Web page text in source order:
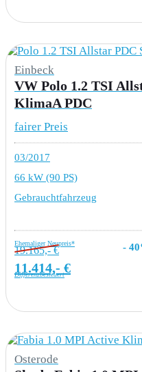
Einbeck
VW Polo 1.2 TSI
KlimaA PDC
fairer Preis
03/2017
66 kW (90 PS)
Gebrauchtfahrzeug
Ehemaliger Neupreis*
19.165,- € -
11.414,- €
Differenzbesteuert
Osterode